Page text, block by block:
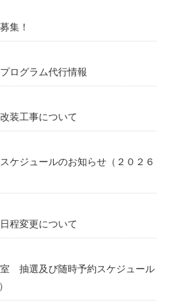
集！
ログラム代行情報
装工事について
ケジュールのお知らせ（２０２６
程変更について
抽選及び随時予約スケジュール